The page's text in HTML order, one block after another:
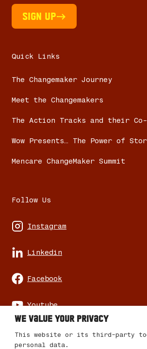
Sign UP
Quick Links
The Changemaker Journey
Meet the Changemakers
The Action Tracks and their Co-
Wow Presents… The Power of
Mencare ChangeMaker Summit
Follow Us
Instagram
Linkedin
Facebook
Youtube
We value your privacy
This website or its third-party
personal data.